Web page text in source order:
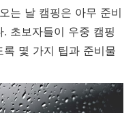
는 날 캠핑은 아무 준비
초보자들이 우중 캠핑
몇 가지 팁과 준비물